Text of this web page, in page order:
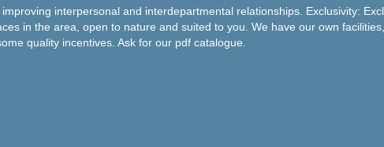
interpersonal and interdepartmental relationships. Exclusivity:
in the area, open to nature and suited to you. We have our own
quality incentives. Ask for our pdf catalogue.